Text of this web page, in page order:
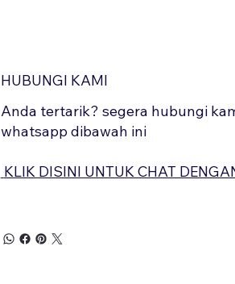
HUBUNGI KAMI
Anda tertarik? segera hubungi
whatsapp dibawah ini
KLIK DISINI UNTUK CHAT